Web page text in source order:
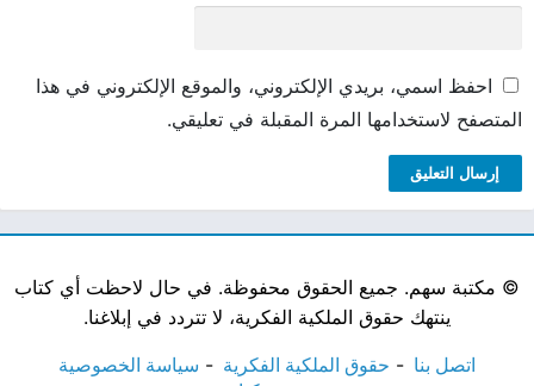
احفظ اسمي، بريدي الإلكتروني، والموقع الإلكتروني في هذا
المتصفح لاستخدامها المرة المقبلة في تعليقي.
© مكتبة سهم. جميع الحقوق محفوظة. في حال لاحظت أي كتاب
ينتهك حقوق الملكية الفكرية، لا تتردد في إبلاغنا.
اتصل بنا حقوق الملكية الفكرية
سياسة الخصوصية